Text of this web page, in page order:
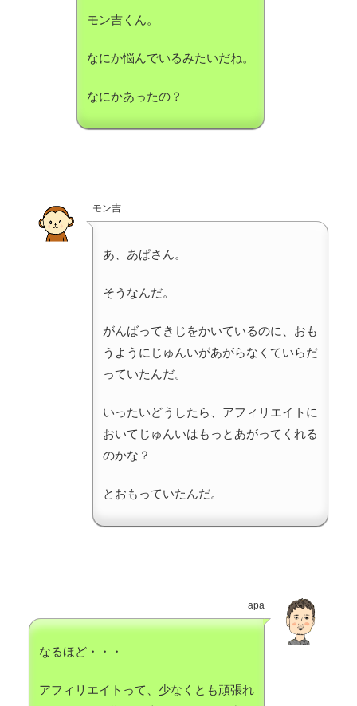
モン吉くん。
なにか悩んでいるみたいだね。
なにかあったの？
モン吉
あ、あぱさん。
そうなんだ。
がんばってきじをかいているのに、おも
うようにじゅんいがあがらなくていらだ
っていたんだ。
いったいどうしたら、アフィリエイトに
おいてじゅんいはもっとあがってくれる
のかな？
とおもっていたんだ。
apa
なるほど・・・
アフィリエイトって、少なくとも頑張れ